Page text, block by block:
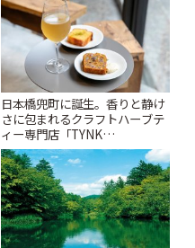
日本橋兜町に誕生。香りと静け
さに包まれるクラフトハーブテ
ィー専門店「TYNK
Kabutocho」 | ことりっぷ